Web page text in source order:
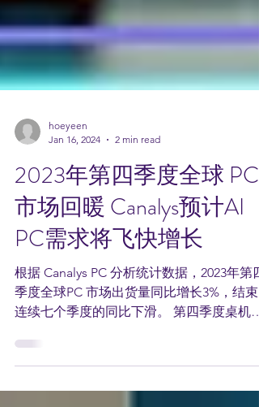
hoeyeen
Jan 16, 2024
2 min read
2023年第四季度全球 PC
市场回暖 Canalys预计AI
PC需求将飞快增长
根据 Canalys PC 分析统计数据，2023年第四
连续七个季度的同比下滑。 第四季度桌机和
笔电的出货量增至 6530万台，笔电出货 5160
万台，比 2022年增长4%；而桌机则出货